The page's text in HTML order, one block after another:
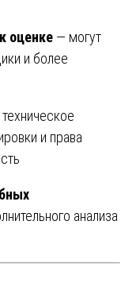
оценке — могут
и более
и права
анализа